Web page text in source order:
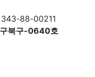
343-88-00211
북구-0640호